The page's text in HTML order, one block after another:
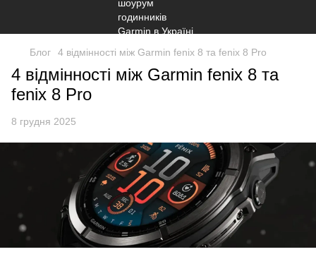
Блог 4 відмінності між Garmin fenix 8 та fenix 8 Pro
4 відмінності між Garmin fenix 8 та
fenix 8 Pro
8 грудня 2025